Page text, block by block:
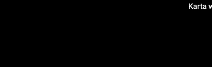
Karta